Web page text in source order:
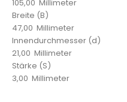
105,00 Millimeter
Breite (B)
47,00 Millimeter
Innendurchmesser (d)
21,00 Millimeter
Stärke (S)
3,00 Millimeter